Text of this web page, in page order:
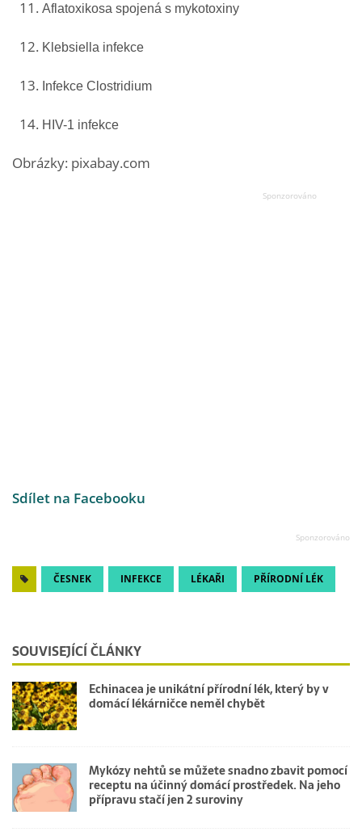
Aflatoxikosa spojená s mykotoxiny
Klebsiella infekce
Infekce Clostridium
HIV-1 infekce
Obrázky: pixabay.com
Sdílet na Facebooku
ČESNEK INFEKCE LÉKAŘI PŘÍRODNÍ LÉK
SOUVISEJÍCÍ ČLÁNKY
Echinacea je unikátní přírodní lék, který by v
domácí lékárničce neměl chybět
Mykózy nehtů se můžete snadno zbavit pomocí
receptu na účinný domácí prostředek. Na jeho
přípravu stačí jen 2 suroviny